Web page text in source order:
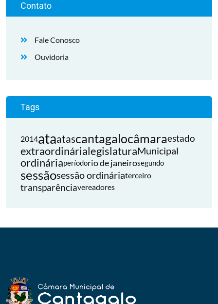
Contato
Fale Conosco
Ouvidoria
Tags
2014ataatascantagalocâmaraestado
extraordinárialegislaturaMunicipal
ordináriaperíodorio de janeirosegundo
sessãosessão ordináriaterceiro
transparênciavereadores